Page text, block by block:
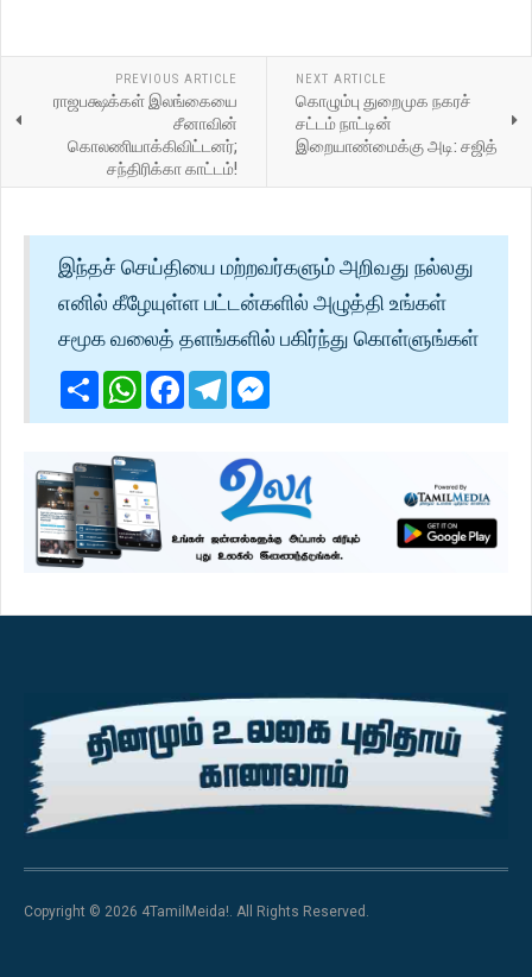
PREVIOUS ARTICLE
ராஜபக்ஷக்கள் இலங்கையை
சீனாவின்
கொலணியாக்கிவிட்டனர்;
சந்திரிக்கா காட்டம்!
NEXT ARTICLE
கொழும்பு துறைமுக நகரச்
சட்டம் நாட்டின்
இறையாண்மைக்கு அடி: சஜித்
இந்தச் செய்தியை மற்றவர்களும் அறிவது நல்லது
எனில் கீழேயுள்ள பட்டன்களில் அழுத்தி உங்கள்
சமூக வலைத் தளங்களில் பகிர்ந்து கொள்ளுங்கள்
ShareWhatsApp
Facebook
Telegram
Copyright © 2026 4TamilMeida!. All Rights Reserved.